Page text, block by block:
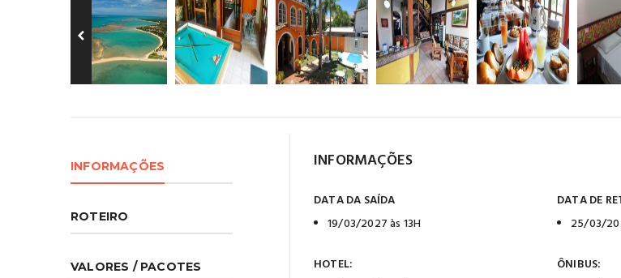
INFORMAÇÕES
ROTEIRO
VALORES / PACOTES
INFORMAÇÕES
DATA DA SAÍDA
19/03/2027 às 13H
DATA DE
25/03/
HOTEL:
ÔNIBUS: